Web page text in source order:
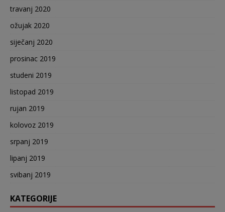
travanj 2020
ožujak 2020
siječanj 2020
prosinac 2019
studeni 2019
listopad 2019
rujan 2019
kolovoz 2019
srpanj 2019
lipanj 2019
svibanj 2019
KATEGORIJE